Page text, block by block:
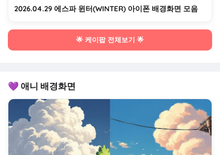
2026.04.29 에스파 윈터(WINTER) 아이폰 배경화면 모음
🌟 케이팝 전체보기 🌟
💜 애니 배경화면